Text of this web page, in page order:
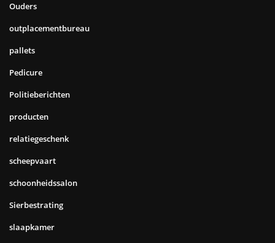
Ouders
outplacementbureau
pallets
Pedicure
Politieberichten
producten
relatiegeschenk
scheepvaart
schoonheidssalon
Sierbestrating
slaapkamer